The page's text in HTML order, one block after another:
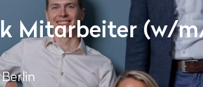
Mitarbeiter (w/